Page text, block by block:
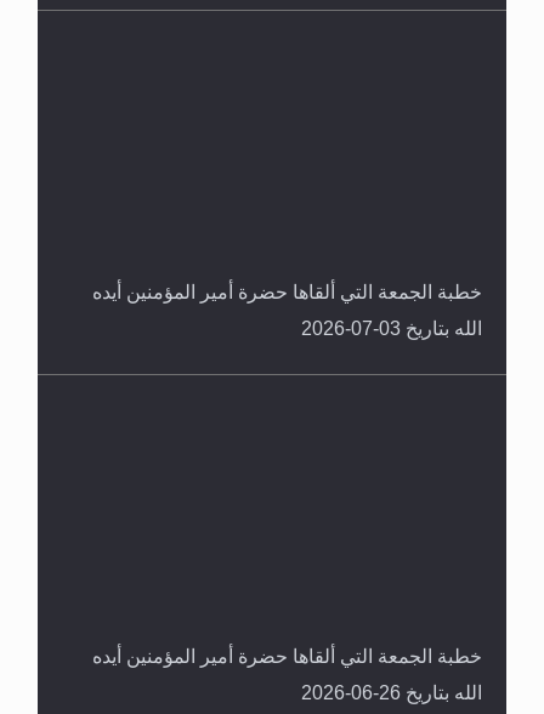
خطبة الجمعة التي ألقاها حضرة أمير المؤمنين أيده
الله بتاريخ 03-07-2026
خطبة الجمعة التي ألقاها حضرة أمير المؤمنين أيده
الله بتاريخ 26-06-2026